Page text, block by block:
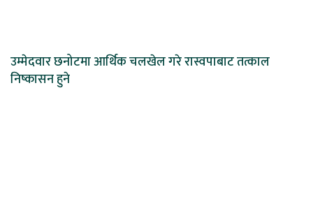
उम्मेदवार छनोटमा आर्थिक चलखेल गरे रास्वपाबाट तत्काल
निष्कासन हुने